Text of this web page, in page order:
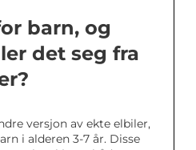
barn, og
det seg fra
versjon av ekte elbiler,
i alderen 3-7 år. Disse